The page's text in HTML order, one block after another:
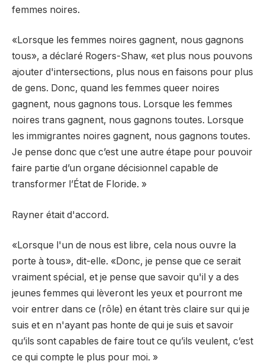
femmes noires.
«Lorsque les femmes noires gagnent, nous gagnons
tous», a déclaré Rogers-Shaw, «et plus nous pouvons
ajouter d'intersections, plus nous en faisons pour plus
de gens. Donc, quand les femmes queer noires
gagnent, nous gagnons tous. Lorsque les femmes
noires trans gagnent, nous gagnons toutes. Lorsque
les immigrantes noires gagnent, nous gagnons toutes.
Je pense donc que c’est une autre étape pour pouvoir
faire partie d’un organe décisionnel capable de
transformer l’État de Floride. »
Rayner était d'accord.
«Lorsque l'un de nous est libre, cela nous ouvre la
porte à tous», dit-elle. «Donc, je pense que ce serait
vraiment spécial, et je pense que savoir qu'il y a des
jeunes femmes qui lèveront les yeux et pourront me
voir entrer dans ce (rôle) en étant très claire sur qui je
suis et en n'ayant pas honte de qui je suis et savoir
qu’ils sont capables de faire tout ce qu’ils veulent, c’est
ce qui compte le plus pour moi. »